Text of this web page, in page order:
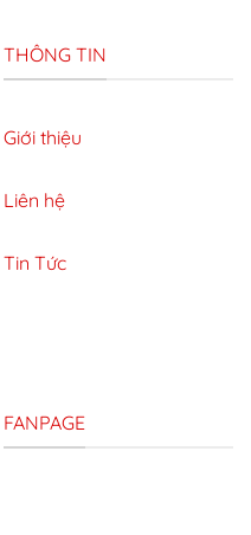
THÔNG TIN
Giới thiệu
Liên hệ
Tin Tức
FANPAGE